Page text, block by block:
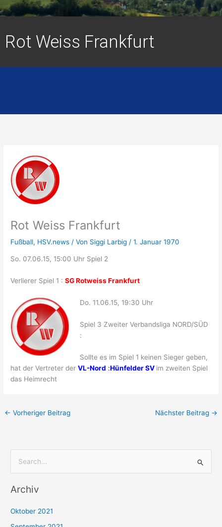
Rot Weiss Frankfurt
Rot Weiss Frankfurt
Fußball, HSV.news / Von Siggi Larbig /1. Januar 1970
So. 07.06.15, 15:00 Uhr Spiel 2
Verlierer Spiel 1 :SG Rotweiss Frankfurt
Do. 11.06.15, 19:30 Uhr
Spiel 3 Zweiter Verbandsliga NORD/SÜD
:
Sollte es im Spiel 1 keinen Sieger geben,
hat der Vertreter derVL-Nord :Hünfelder SV im zweiten Spiel
das Heimrecht
← Vorheriger Beitrag Nächster Beitrag →
c
Archiv
Oktober 2021